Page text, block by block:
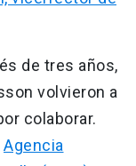
de tres años,
volvieron a
colaborar.
Agencia